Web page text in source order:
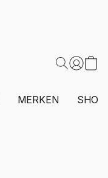
MERKEN SHOP